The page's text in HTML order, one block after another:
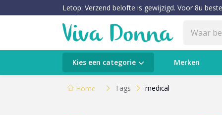
Letop: Verzend belofte is gewijzigd. Voor 8u
Kies een categorie Merken
Categorieën
Verzorging
Home Tags medical